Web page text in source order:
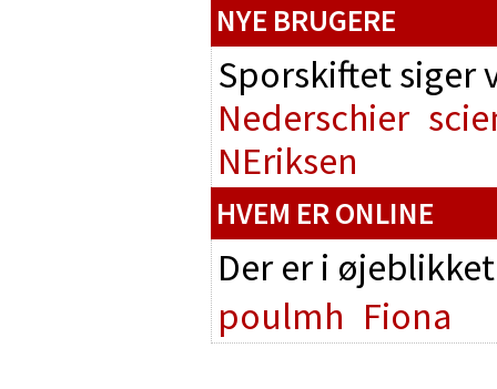
NYE BRUGERE
Sporskiftet
Nederschier
NEriksen
HVEM ER ONLINE
Der er i
poulmh Fiona